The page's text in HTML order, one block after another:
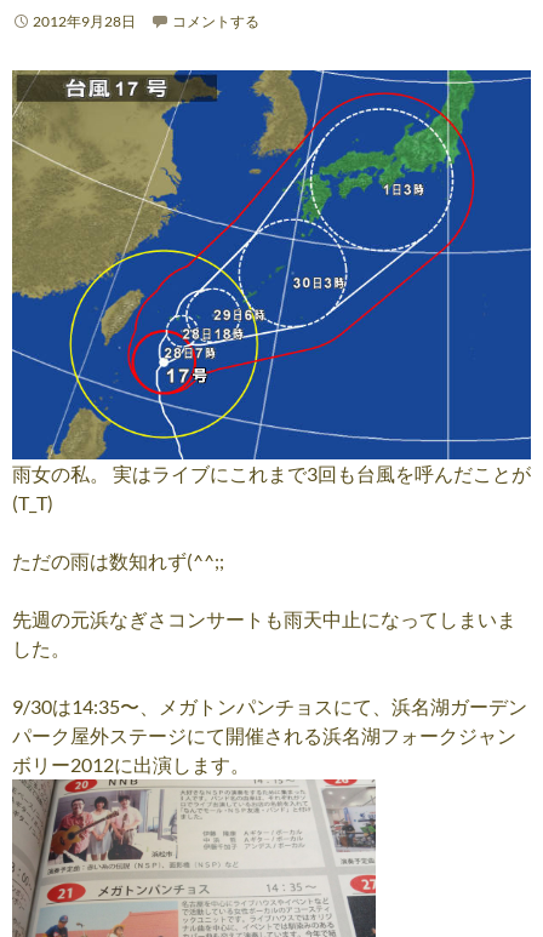
2012年9月28日 コメントする
雨女の私。 実はライブにこれまで3回も台風を呼んだことが
(T_T)
ただの雨は数知れず(^^;;
先週の元浜なぎさコンサートも雨天中止になってしまいま
した。
9/30は14:35〜、メガトンパンチョスにて、浜名湖ガーデン
パーク屋外ステージにて開催される浜名湖フォークジャン
ボリー2012に出演します。